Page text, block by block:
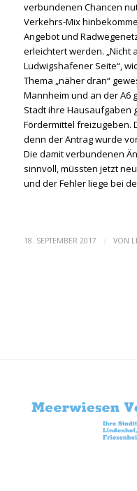
verbundenen Chancen
Verkehrs-Mix
Angebot und
erleichtert werden. „Nicht
Ludwigshafener Seite“,
Thema „näher dran“
Mannheim und an der A6
Stadt ihre Hausaufgaben
Fördermittel freizugeben.
denn der Antrag wurde
Die damit verbundenen
sinnvoll, müssten jetzt
und der Fehler liege bei
18. SEPTEMBER 2017 / VON